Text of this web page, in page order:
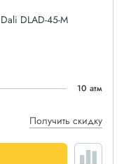
DLAD-45-M
10 атм
Получить скидку